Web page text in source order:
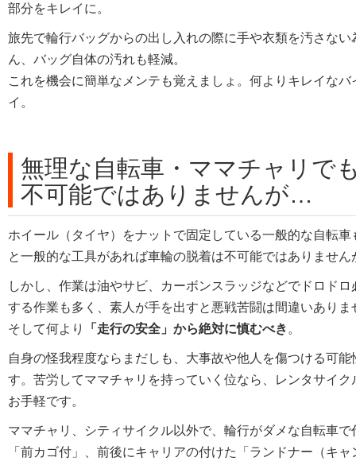
部分をキレイに。
旅先で輪行バッグからの出し入れの際に手や衣類を汚さない
ん、バッグ自体の汚れも軽減。
これを機会に簡単なメンテも覚えましょ。何よりキレイなバ
イ。
無理な自転車・ママチャリで
不可能ではありませんが…
ホイール（タイヤ）をナットで固定している一般的な自転車
と一般的な工具があれば車輪の脱着は不可能ではありませ
しかし、作業は油やサビ、カーボンスラッジなどでドロドロ
する作業も多く、素人が手を出すと悪戦苦闘は間違いありま
そして何より
「走行の安全」から絶対に慎むべき 。
自身の怪我程度ならまだしも、大事故や他人を傷つける可能
す。苦労してママチャリを持っていく位なら、レンタサイク
お手軽です。
ママチャリ、シティサイクル以外で、輪行がダメな自転車で
「前カゴ付」、前後にキャリアの付けた「ランドナー（キ